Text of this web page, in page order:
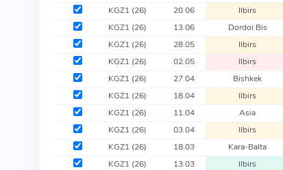
KGZ1 (26) 20.06 Ilbirs
KGZ1 (26) 13.06 Dordoi Bis
KGZ1 (26) 28.05 Ilbirs
KGZ1 (26) 02.05 Ilbirs
KGZ1 (26) 27.04 Bishkek
KGZ1 (26) 18.04 Ilbirs
KGZ1 (26) 11.04 Asia
KGZ1 (26) 03.04 Ilbirs
KGZ1 (26) 18.03 Kara-Balta
KGZ1 (26) 13.03 Ilbirs